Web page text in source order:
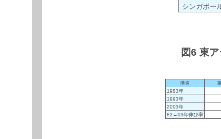
シンガポー
図6 東
港名
1983年
1993年
2003年
83→03年伸び率